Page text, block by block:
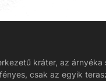
kráter, az
csak az egyik